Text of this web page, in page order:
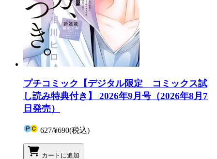
プチコミック【デジタル限定 コミックス試
し読み特典付き】 2026年9月号（2026年8月7
日発売）
627/¥690(税込)
カートに追加